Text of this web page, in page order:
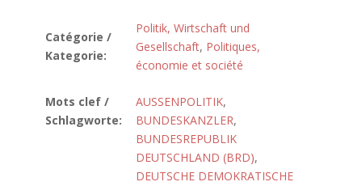
Catégorie /
Kategorie:
Politik, Wirtschaft und
Gesellschaft, Politiques,
économie et société
Mots clef /
Schlagworte:
AUSSENPOLITIK,
BUNDESKANZLER,
BUNDESREPUBLIK
DEUTSCHLAND (BRD),
DEUTSCHE DEMOKRATISCHE